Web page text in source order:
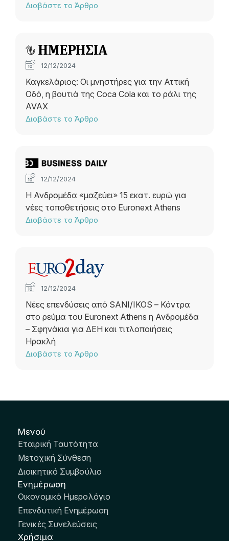
Διαβάστε το Άρθρο
12/12/2024
Καγκελάριος: Οι μνηστήρες για την Αττική
Οδό, η βουτιά της Coca Cola και το ράλι της
AVAX
Διαβάστε το Άρθρο
12/12/2024
Η Ανδρομέδα «μαζεύει» 15 εκατ. ευρώ για
νέες τοποθετήσεις στο Euronext Athens
Διαβάστε το Άρθρο
12/12/2024
Νέες επενδύσεις από SANI/IKOS – Κόντρα
στο ρεύμα του Euronext Athens η Ανδρομέδα
– Σφηνάκια για ΔΕΗ και τιτλοποιήσεις
Ηρακλή
Διαβάστε το Άρθρο
Μενού
Εταιρική Ταυτότητα
Μετοχική Σύνθεση
Διοικητικό Συμβούλιο
Ενημέρωση
Οικονομικό Ημερολόγιο
Επενδυτική Ενημέρωση
Γενικές Συνελεύσεις
Χρήσιμα